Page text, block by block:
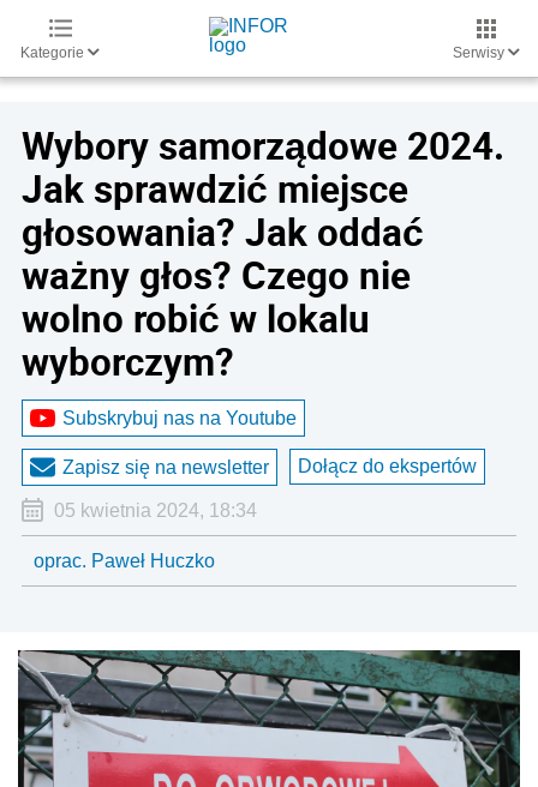
Kategorie Serwisy
Wybory samorządowe 2024.
Jak sprawdzić miejsce
głosowania? Jak oddać
ważny głos? Czego nie
wolno robić w lokalu
wyborczym?
Subskrybuj nas na Youtube
Zapisz się na newsletter Dołącz do ekspertów
05 kwietnia 2024, 18:34
oprac. Paweł Huczko